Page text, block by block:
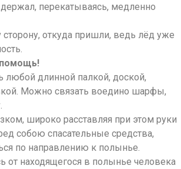
перекатываясь, медленно
откуда пришли, ведь лёд уже
длинной палкой, доской,
Можно связать воедино шарфы,
широко расставляя при этом руки
собою спасательные средства,
по направлению к полынье.
находящегося в полынье человека